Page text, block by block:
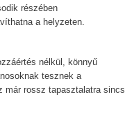
részében
a helyzeten.
nélkül, könnyű
tesznek a
már rossz tapasztalatra sincs